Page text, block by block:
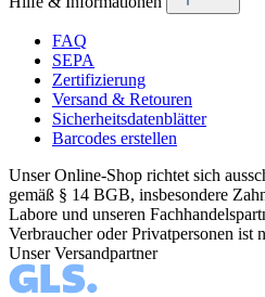
FAQ
SEPA
Zertifizierung
Versand & Retouren
Sicherheitsdatenblätter
Barcodes erstellen
Unser Online-Shop richtet sich
gemäß § 14 BGB, insbesondere
Labore und unseren
Verbraucher oder Privatpersonen ist
Unser Versandpartner